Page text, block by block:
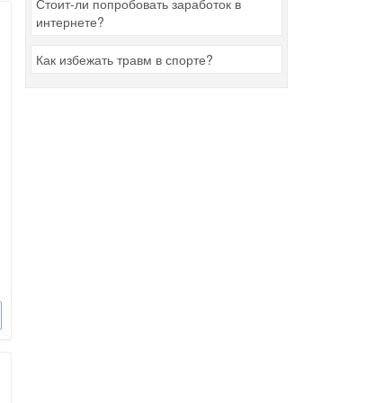
Стоит-ли попробовать заработок в
интернете?
Как избежать травм в спорте?